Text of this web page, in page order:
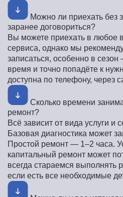
Можно ли приехать без
заранее договориться?
Вы можете приехать в любое
сервиса, однако мы
записаться, особенно в
время и точно попадёте к
доступна по телефону, через
Сколько времени
ремонт?
Всё зависит от вида услуги и
Базовая диагностика может
Простой ремонт — 1–2 часа.
капитальный ремонт может
всегда стараемся выполнять
если есть все необходимые